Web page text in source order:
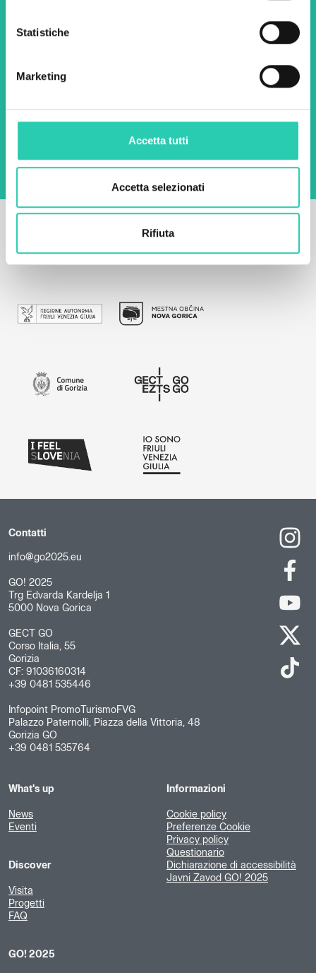
Statistiche
Marketing
Accetta tutti
Accetta selezionati
Rifiuta
Utilizzando questo modulo accetto
l'archiviazione e la gestione dei dati su questo
Contatti
info@go2025.eu
GO! 2025
Trg Edvarda Kardelja 1
5000 Nova Gorica
GECT GO
Corso Italia, 55
Gorizia
CF: 91036160314
+39 0481 535446
Infopoint PromoTurismoFVG
Palazzo Paternolli, Piazza della Vittoria, 48
Gorizia GO
+39 0481 535764
What's up
News
Eventi
Discover
Visita
Progetti
FAQ
GO! 2025
Informazioni
Cookie policy
Preferenze Cookie
Privacy policy
Questionario
Dichiarazione di accessibilità
Javni Zavod GO! 2025